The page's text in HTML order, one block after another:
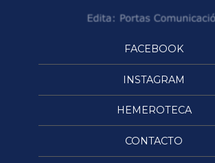
FACEBOOK
INSTAGRAM
HEMEROTECA
CONTACTO